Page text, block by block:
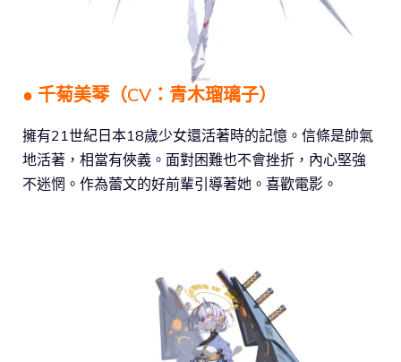
● 千菊美琴（CV：青木瑠璃子）
擁有21世紀日本18歲少女還活著時的記憶。信條是帥氣
地活著，相當有俠義。面對困難也不會挫折，內心堅強
不迷惘。作為蕾文的好前輩引導著她。喜歡電影。